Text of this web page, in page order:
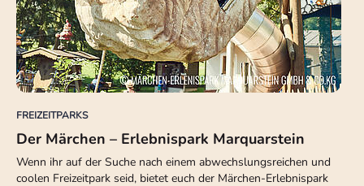
FREIZEITPARKS
Der Märchen – Erlebnispark Marquarstein
Wenn ihr auf der Suche nach einem abwechslungsreichen und
coolen Freizeitpark seid, bietet euch der Märchen-Erlebnispark